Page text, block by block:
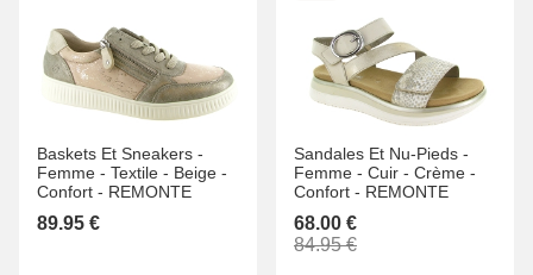
Baskets Et Sneakers -
Femme - Textile - Beige -
Confort - REMONTE
89.95 €
Sandales Et Nu-Pieds -
Femme - Cuir - Crème -
Confort - REMONTE
68.00 €
84.95 €